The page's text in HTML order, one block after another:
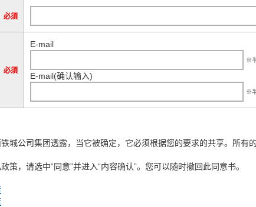
必須
必須
E-mail
※
E-mail(确认输入)
※
城公司集团透露，当它被确定，它必须根据您的要求的共享。所有
策，请选中“同意”并进入“内容确认”。您可以随时撤回此同意书。